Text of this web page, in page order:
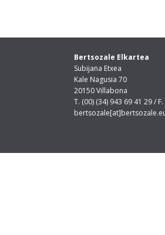
Bertsozale Elkartea
Subijana Etxea
Kale Nagusia 70
20150 Villabona
T. (00) (34) 943 69 41 29 /